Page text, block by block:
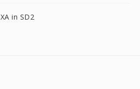
XA in SD2